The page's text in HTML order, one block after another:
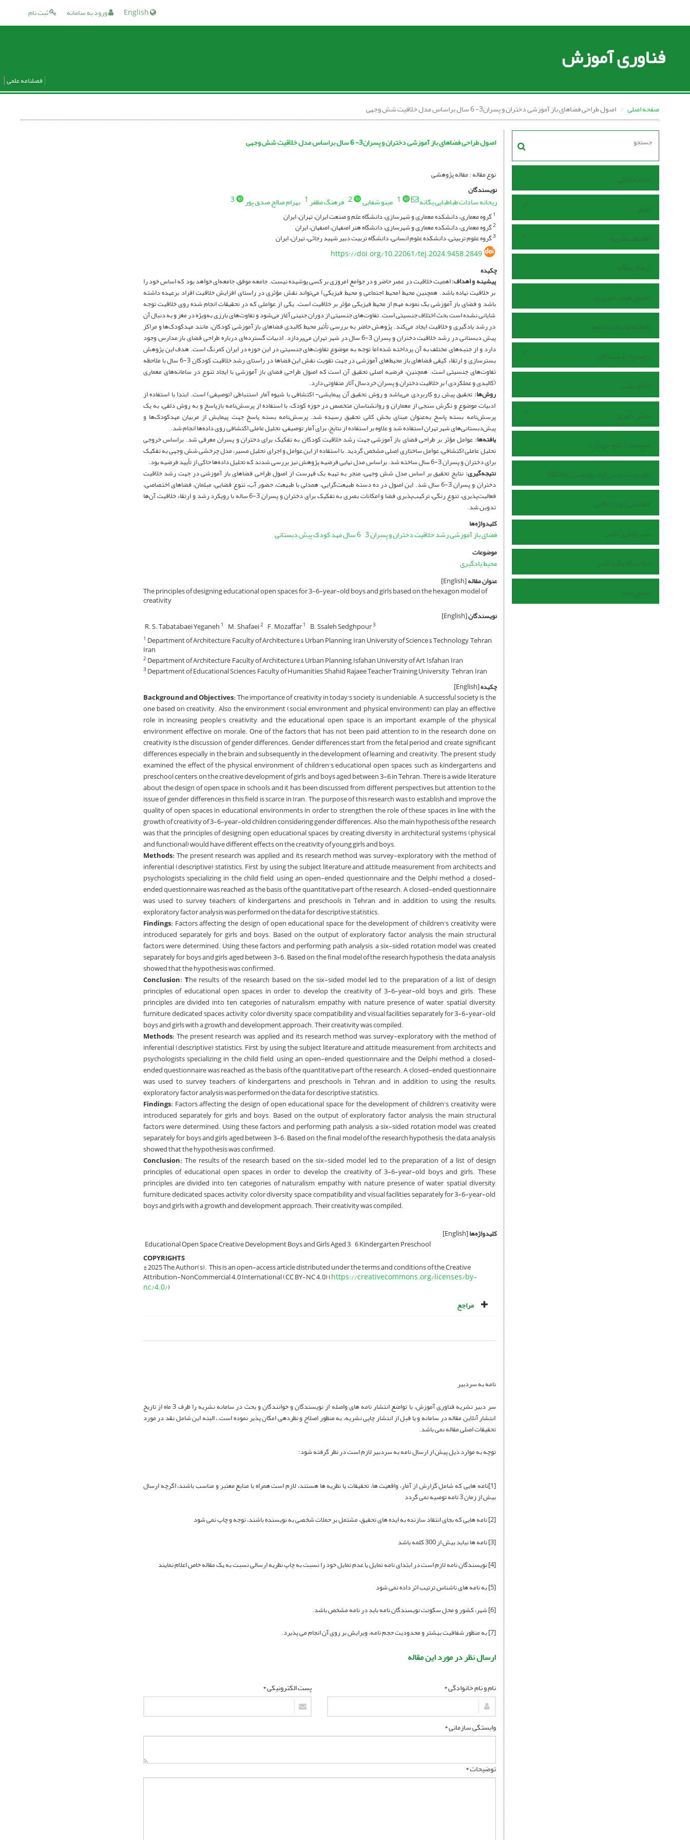
ثبت نام ورود به سامانه
فناوری آموزش
فصلنامه علمی
صفحه اصلی اصول طراحی فضاهای باز آموزشی دختران و پسران3- 6 سال براساس مدل خلاقیت شش وجهی
صفحه اصلی
مرور
اطلاعات نشریه
ارسال مقاله
اعضای هیات تحریریه
بانک ها و نمایه نامه ها
راهنمای نویسندگان
اخلاق نشر
بخش داوری
سیاست دسترسی آزاد
نظریه دسترسی آزاد بوداپست (BOAI)
خط مشی خود بایگانی
مدل تجاری ناشر
صاحب امتیاز و ناشر
تماس با ما
اصول طراحی فضاهای باز آموزشی دختران و پسران3- 6 سال براساس مدل خلاقیت شش وجهی
نوع مقاله : مقاله پژوهشی
نویسندگان
ریحانه سادات طباطبایی یگانه 1 مینو شفایی 2 فرهنگ مظفر1 بهرام صالح صدق پور 3
1گروه معماری، دانشکده معماری و شهرسازی، دانشگاه علم و صنعت ایران، تهران، ایران
2گروه معماری، دانشکده معماری و شهرسازی، دانشگاه هنر اصفهان، اصفهان، ایران
3گروه علوم تربیتی، دانشکده علوم انسانی، دانشگاه تربیت دبیر شهید رجائی، تهران، ایران
https://doi.org/10.22061/tej.2024.9458.2849
چکیده
پیشینه و اهداف:اهمیت خلاقیت در عصر حاضر و در جوامع امروزی بر کسی پوشیده نیست. جامعه موفق، جامعه‌ای خواهد بود که اساس خود را
بر خلاقیت نهاده باشد. همچنین محیط (محیط اجتماعی و محیط فیزیکی) می‌تواند نقش مؤثری در راستای افزایش خلاقیت افراد برعهده داشته
باشد و فضای باز آموزشی یک نمونه مهم از محیط فیزیکی مؤثر بر خلاقیت است. یکی از عواملی که در تحقیقات انجام شده روی خلاقیت توجه
شایانی نشده است بحث اختلاف جنسیتی است. تفاوت‌های جنسیتی از دوران جنینی آغاز می‌شود و تفاوت‌های بارزی به‌ویژه در مغز و به دنبال آن
در رشد یادگیری و خلاقیت ایجاد می‌کند. پژوهش حاضر به بررسی تأثیر محیط کالبدی فضاهای باز آموزشی کودکان، مانند مهدکودک‌ها و مراکز
پیش دبستانی در رشد خلاقیت دختران و پسران 3-6 سال در شهر تهران می‌پردازد. ادبیات گسترده‌ای درباره طراحی فضای باز مدارس وجود
دارد و از جنبه‌های مختلف به آن پرداخته شده اما توجه به موضوع تفاوت‌های جنسیتی در این حوزه در ایران کمرنگ است. هدف این پژوهش
بسترسازی و ارتقاء کیفی فضاهای باز محیط‌های آموزشی در جهت تقویت نقش این فضاها در راستای رشد خلاقیت کودکان 3-6 سال با ملاحظه
تفاوت‌های جنسیتی است. همچنین، فرضیه اصلی تحقیق آن است که اصول طراحی فضای باز آموزشی با ایجاد تنوع در سامانه‌های معماری
(کالبدی و عملکردی) بر خلاقیت دختران و پسران خردسال آثار متفاوتی دارد.
روش‌ها‌: تحقیق پیش رو کاربردی می‌باشد و روش تحقیق آن پیمایشی- اکتشافی با شیوه آمار استنباطی (توصیفی) است. ابتدا با استفاده از
ادبیات موضوع و نگرش سنجی از معماران و روانشناسان متخصص در حوزه کودک، با استفاده از پرسش‌نامه بازپاسخ و به روش دلفی، به یک
پرسش‌نامه بسته پاسخ به‌عنوان مبنای بخش کمّی تحقیق رسیده شد. پرسش‌نامه بسته پاسخ جهت پیمایش از مربیان مهدکودک‌ها و
پیش‌دبستانی‌های شهر تهران استفاده شد و علاوه بر استفاده از نتایج، برای آمار توصیفی، تحلیل عاملی اکتشافی روی داده‌ها انجام شد.
یافته‌ها: عوامل مؤثر بر طراحی فضای باز آموزشی جهت رشد خلاقیت کودکان به تفکیک برای دختران و پسران معرفی شد. براساس خروجی
تحلیل عاملی اکتشافی، عوامل ساختاری اصلی مشخص گردید. با استفاده از این عوامل و اجرای تحلیل مسیر، مدل چرخشی شش وجهی به تفکیک
برای دختران و پسران 3-6 سال ساخته شد. براساس مدل نهایی فرضیه پژوهش نیز بررسی شدند که تحلیل داده‌ها حاکی از تأیید فرضیه بود.
نتیجه‌گیری: نتایج تحقیق بر اساس مدل شش وجهی، منجر به تهیه یک فهرست از اصول طراحی فضاهای باز آموزشی در جهت رشد خلاقیت
دختران و پسران 3-6 سال شد. این اصول در ده دسته طبیعت‌گرایی، همدلی با طبیعت، حضور آب، تنوع فضایی، مبلمان، فضاهای اختصاصی،
فعالیت‌پذیری، تنوع رنگی، ترکیب‌پذیری فضا و امکانات بصری به تفکیک برای دختران و پسران 3-6 ساله با رویکرد رشد و ارتقاء خلاقیت آن‌ها
تدوین شد.
کلیدواژه‌ها
فضای باز آموزشی رشد خلاقیت دختران و پسران 3 6 سال مهد کودک پیش دبستانی
موضوعات
محیط یادگیری
عنوان مقاله[English]
The principles of designing educational open spaces for 3-6-year-old boys and girls based on the hexagon model of
creativity
نویسندگان[English]
R. S. Tabatabaei Yeganeh 1 M. Shafaei2 F. Mozaffar1 B. Ssaleh Sedghpour3
1 Department of Architecture, Faculty of Architecture & Urban Planning, Iran University of Science & Technology, Tehran,
Iran
2Department of Architecture, Faculty of Architecture & Urban Planning, Isfahan University of Art, Isfahan, Iran
3 Department of Educational Sciences, Faculty of Humanities, Shahid Rajaee Teacher Training University , Tehran, Iran
چکیده[English]
Background and Objectives:The importance of creativity in today's society is undeniable. A successful society is the
one based on creativity. Also, the environment (social environment and physical environment) can play an effective
role in increasing people's creativity, and the educational open space is an important example of the physical
environment effective on morale. One of the factors that has not been paid attention to in the research done on
creativity is the discussion of gender differences. Gender differences start from the fetal period and create significant
differences, especially in the brain and subsequently in the development of learning and creativity. The present study
examined the effect of the physical environment of children's educational open spaces, such as kindergartens and
preschool centers, on the creative development of girls and boys aged between 3-6 in Tehran. There is a wide literature
about the design of open space in schools and it has been discussed from different perspectives, but attention to the
issue of gender differences in this field is scarce in Iran. The purpose of this research was to establish and improve the
quality of open spaces in educational environments in order to strengthen the role of these spaces in line with the
growth of creativity of 3-6-year-old children considering gender differences. Also, the main hypothesis of the research
was that the principles of designing open educational spaces by creating diversity in architectural systems (physical
and functional) would have different effects on the creativity of young girls and boys.
Methods: The present research was applied and its research method was survey-exploratory with the method of
inferential (descriptive) statistics. First, by using the subject literature and attitude measurement from architects and
psychologists specializing in the child field, using an open-ended questionnaire and the Delphi method, a closed-
ended questionnaire was reached as the basis of the quantitative part of the research. A closed-ended questionnaire
was used to survey teachers of kindergartens and preschools in Tehran, and in addition to using the results;
exploratory factor analysis was performed on the data for descriptive statistics.
Findings: Factors affecting the design of open educational space for the development of children's creativity were
introduced separately for girls and boys. Based on the output of exploratory factor analysis, the main structural
factors were determined. Using these factors and performing path analysis, a six-sided rotation model was created
separately for boys and girls aged between 3-6. Based on the final model of the research hypothesis, the data analysis
showed that the hypothesis was confirmed.
Conclusion: The results of the research based on the six-sided model led to the preparation of a list of design
principles of educational open spaces in order to develop the creativity of 3-6-year-old boys and girls. These
principles are divided into ten categories of naturalism, empathy with nature, presence of water, spatial diversity,
furniture, dedicated spaces, activity, color diversity, space compatibility and visual facilities separately for 3-6-year-old
boys and girls with a growth and development approach. Their creativity was compiled.
Methods: The present research was applied and its research method was survey-exploratory with the method of
inferential (descriptive) statistics. First, by using the subject literature and attitude measurement from architects and
psychologists specializing in the child field, using an open-ended questionnaire and the Delphi method, a closed-
ended questionnaire was reached as the basis of the quantitative part of the research. A closed-ended questionnaire
was used to survey teachers of kindergartens and preschools in Tehran, and in addition to using the results;
exploratory factor analysis was performed on the data for descriptive statistics.
Findings: Factors affecting the design of open educational space for the development of children's creativity were
introduced separately for girls and boys. Based on the output of exploratory factor analysis, the main structural
factors were determined. Using these factors and performing path analysis, a six-sided rotation model was created
separately for boys and girls aged between 3-6. Based on the final model of the research hypothesis, the data analysis
showed that the hypothesis was confirmed.
Conclusion: The results of the research based on the six-sided model led to the preparation of a list of design
principles of educational open spaces in order to develop the creativity of 3-6-year-old boys and girls. These
principles are divided into ten categories of naturalism, empathy with nature, presence of water, spatial diversity,
furniture, dedicated spaces, activity, color diversity, space compatibility and visual facilities separately for 3-6-year-old
boys and girls with a growth and development approach. Their creativity was compiled.
کلیدواژه‌ها[English]
Educational Open Space Creative Development Boys and Girls Aged 3 6 Kindergarten Preschool
COPYRIGHTS
© 2025 The Author(s). This is an open-access article distributed under the terms and conditions of the Creative
Attribution-NonCommercial 4.0 International (CC BY-NC 4.0) (https://creativecommons.org/licenses/by-
nc/4.0/)
مراجع
نامه به سردبیر
سر دبیر نشریه فناوری آموزش، با تواضع انتشار نامه های واصله از نویسندگان و خوانندگان و بحث در سامانه نشریه را ظرف 3 ماه از تاریخ
انتشار آنلاین مقاله در سامانه و یا قبل از انتشار چاپی نشریه، به منظور اصلاح و نظردهی امکان پذیر نموده است.، البته این شامل نقد در مورد
تحقیقات اصلی مقاله نمی باشد.
توچه به موارد ذیل پیش از ارسال نامه به سردبیر لازم است در نظر گرفته شود:
[1]نامه هایی که شامل گزارش از آمار، واقعیت ها، تحقیقات یا نظریه ها هستند، لازم است همراه با منابع معتبر و مناسب باشند، اگرچه ارسال
بیش از زمان 3 نامه توصیه نمی گردد
[2] نامه هایی که بجای انتقاد سازنده به ایده های تحقیق، مشتمل بر حملات شخصی به نویسنده باشند، توجه و چاپ نمی شود
[3] نامه ها نباید بیش از 300 کلمه باشد
[4] نویسندگان نامه لازم است در ابتدای نامه تمایل یا عدم تمایل خود را نسبت به چاپ نظریه ارسالی نسبت به یک مقاله خاص اعلام نمایند
[5] به نامه های ناشناس ترتیب اثر داده نمی شود
[6] شهر، کشور و محل سکونت نویسندگان نامه باید در نامه مشخص باشد.
[7] به منظور شفافیت بیشتر و محدودیت حجم نامه، ویرایش بر روی آن انجام می پذیرد.
ارسال نظر در مورد این مقاله
نام و نام خانوادگی * پست الکترونیکی *
وابستگی سازمانی *
توضیحات *